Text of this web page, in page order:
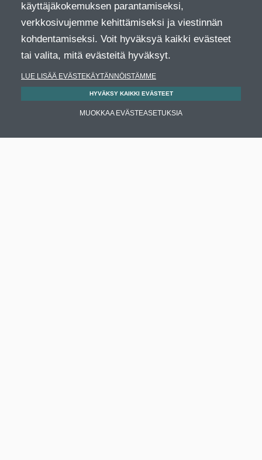
käyttäjäkokemuksen parantamiseksi,
verkkosivujemme kehittämiseksi ja viestinnän
kohdentamiseksi. Voit hyväksyä kaikki evästeet
tai valita, mitä evästeitä hyväksyt.
LUE LISÄÄ EVÄSTEKÄYTÄNNÖISTÄMME
HYVÄKSY KAIKKI EVÄSTEET
MUOKKAA EVÄSTEASETUKSIA